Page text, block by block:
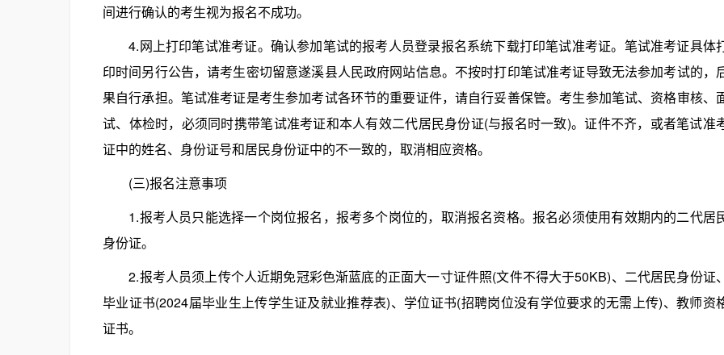
间进行确认的考生视为报名不成功。
4.网上打印笔试准考证。确认参加笔试的报考人员登录报名系统下载打印笔试准考证。笔试准考证具体
印时间另行公告，请考生密切留意遂溪县人民政府网站信息。不按时打印笔试准考证导致无法参加考试的，
果自行承担。笔试准考证是考生参加考试各环节的重要证件，请自行妥善保管。考生参加笔试、资格审核、
试、体检时，必须同时携带笔试准考证和本人有效二代居民身份证(与报名时一致)。证件不齐，或者笔试准
证中的姓名、身份证号和居民身份证中的不一致的，取消相应资格。
(三)报名注意事项
1.报考人员只能选择一个岗位报名，报考多个岗位的，取消报名资格。报名必须使用有效期内的二代居
身份证。
2.报考人员须上传个人近期免冠彩色渐蓝底的正面大一寸证件照(文件不得大于50KB)、二代居民身份证、
毕业证书(2024届毕业生上传学生证及就业推荐表)、学位证书(招聘岗位没有学位要求的无需上传)、教师资
证书。